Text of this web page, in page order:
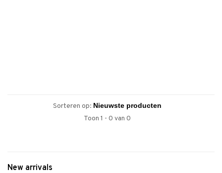
Sorteren op:
Toon 1 - 0 van 0
New arrivals